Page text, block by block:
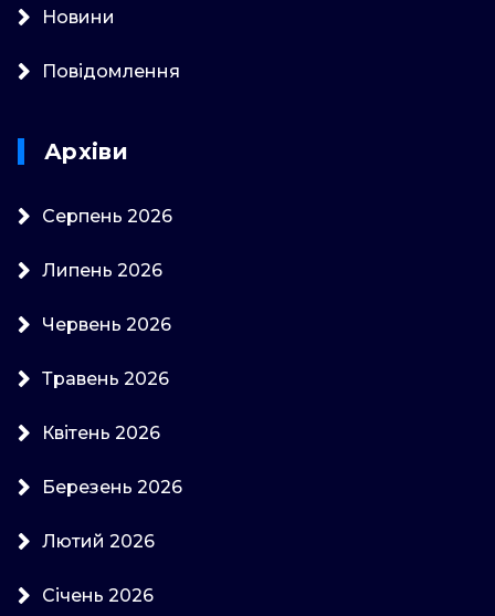
Новини
Повідомлення
Архіви
Серпень 2026
Липень 2026
Червень 2026
Травень 2026
Квітень 2026
Березень 2026
Лютий 2026
Січень 2026